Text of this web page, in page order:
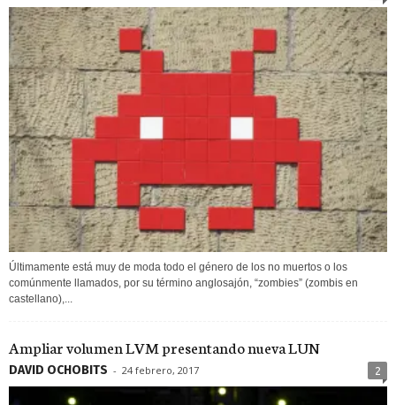
Últimamente está muy de moda todo el género de los no muertos o los
comúnmente llamados, por su término anglosajón, “zombies” (zombis en
castellano),...
Ampliar volumen LVM presentando nueva LUN
DAVID OCHOBITS - 24 febrero, 2017 2